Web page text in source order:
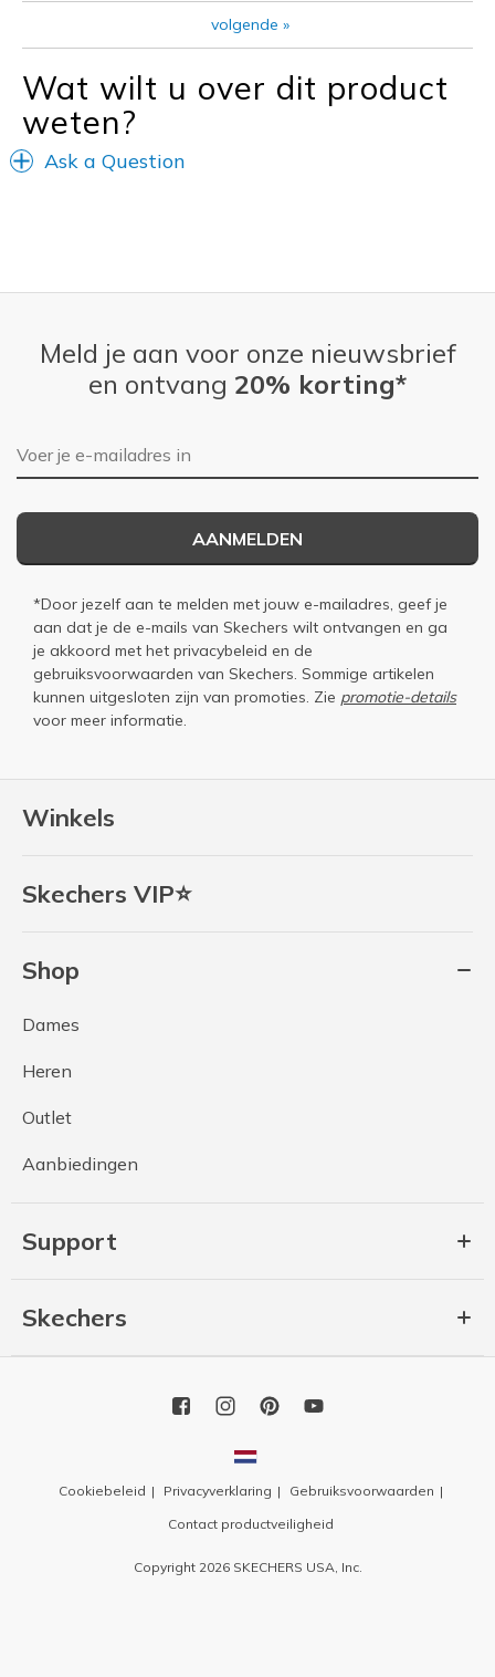
volgende »
Wat wilt u over dit product
weten?
Ask a Question
Winkels
Skechers VIP⭐
Shop
Dames
Heren
Outlet
Aanbiedingen
Support
Skechers
Meld je aan voor onze nieuwsbrief
en ontvang 20% korting*
E-mailadres
AANMELDEN
*Door jezelf aan te melden met jouw e-mailadres, geef je
aan dat je de e-mails van Skechers wilt ontvangen en ga
je akkoord met het privacybeleid en de
gebruiksvoorwaarden van Skechers. Sommige artikelen
kunnen uitgesloten zijn van promoties. Zie promotie-details
voor meer informatie.
Cookiebeleid Privacyverklaring
Gebruiksvoorwaarden
Contact productveiligheid
Copyright 2026 SKECHERS USA, Inc.